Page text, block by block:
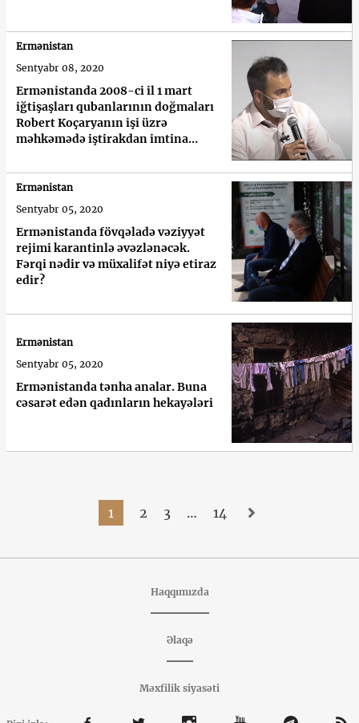
Ermənistanda 2008-ci il 1 mart
iğtişaşları qubanlarının doğmaları
Robert Koçaryanın işi üzrə
məhkəmədə iştirakdan imtina
Ermənistan
Sentyabr 08, 2020
Ermənistanda fövqəladə vəziyyət
rejimi karantinlə əvəzlənəcək.
Fərqi nədir və müxalifət niyə etiraz
edir?
Ermənistan
Sentyabr 05, 2020
Ermənistanda tənha analar. Buna
cəsarət edən qadınların hekayələri
Ermənistan
Sentyabr 05, 2020
1 2 3 … 14
Haqqımızda
Əlaqə
Məxfilik siyasəti